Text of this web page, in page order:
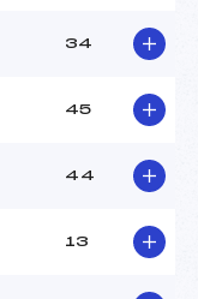
90.0000
34
45
44
13